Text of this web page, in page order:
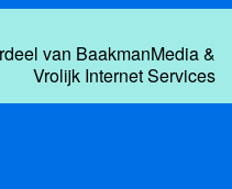
van BaakmanMedia&
Vrolijk Internet Services